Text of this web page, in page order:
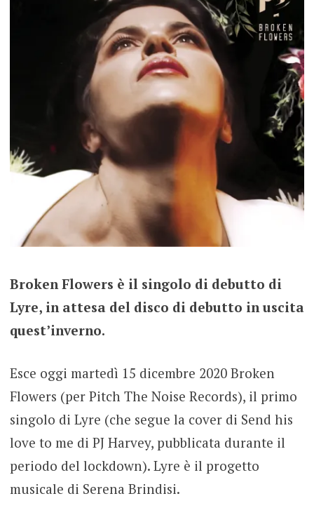
Broken Flowers è il singolo di debutto di
Lyre, in attesa del disco di debutto in uscita
quest’inverno.
Esce oggi martedì 15 dicembre 2020 Broken
Flowers (per Pitch The Noise Records), il primo
singolo di Lyre (che segue la cover di Send his
love to me di PJ Harvey, pubblicata durante il
periodo del lockdown). Lyre è il progetto
musicale di Serena Brindisi.